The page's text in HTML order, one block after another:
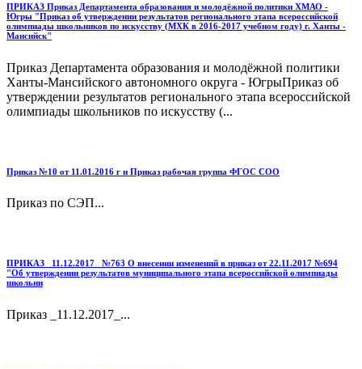
ПРИКАЗ Приказ Департамента образования и молодёжной политики ХМАО -
Югры "Приказ об утверждении результатов регионального этапа всероссийской
олимпиады школьников по искусству (МХК в 2016-2017 учебном году) г. Ханты -
Мансийск"
Приказ Департамента образования и молодёжной политики
Ханты-Мансийского автономного округа - ЮгрыПриказ об
утверждении результатов регионального этапа всероссийской
олимпиады школьников по искусству (...
Приказ №10 от 11.01.2016 г и Приказ рабочая группа ФГОС СОО
Приказ по СЭП...
ПРИКАЗ _11.12.2017_ №763 О внесении изменений в приказ от 22.11.2017 №694
"Об утверждении результатов муниципального этапа всероссийской олимпиады
школьни
Приказ _11.12.2017_...